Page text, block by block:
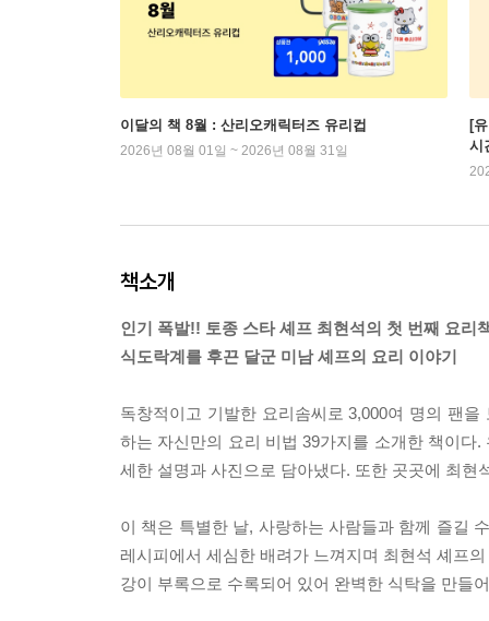
이달의 책 8월 : 산리오캐릭터즈 유리컵
2026년 08월 01일 ~ 2026년 08월 31일
[
시
책소개
인기 폭발!! 토종 스타 셰프 최현석의 첫 번째 요리
식도락계를 후끈 달군 미남 셰프의 요리 이야기
독창적이고 기발한 요리솜씨로 3,000여 명의 팬
하는 자신만의 요리 비법 39가지를 소개한 책이
세한 설명과 사진으로 담아냈다. 또한 곳곳에 최
이 책은 특별한 날, 사랑하는 사람들과 함께 즐길
레시피에서 세심한 배려가 느껴지며 최현석 셰프
강이 부록으로 수록되어 있어 완벽한 식탁을 만들